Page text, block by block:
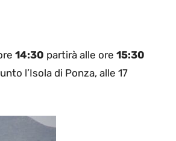
14:30 partirà alle ore 15:30
l’Isola di Ponza, alle 17